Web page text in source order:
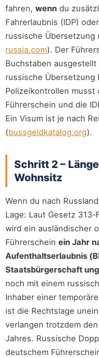
fahren, wenn du
Fahrerlaubnis (IDP)
russische Übersetzung
russia.com). Der
Buchstaben
russische Übersetzung
Polizeikontrollen musst
Führerschein und die
Ein Visum ist je nach
(bussgeldkatalog.org).
Schritt 2 –
Wohnsitz
Wenn du nach
Lage: Laut Gesetz
wird ein ausländischer
Führerschein ein Jahr
Aufenthaltserlaubnis
Staatsbürgerschaft
noch mit einem
Inhaber einer
ist die Rechtslage
verlangen trotzdem
Jahres. Russische
deutschem